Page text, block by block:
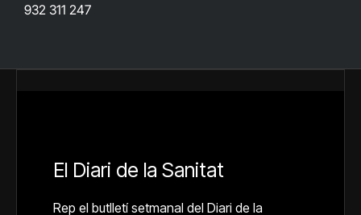
932 311 247